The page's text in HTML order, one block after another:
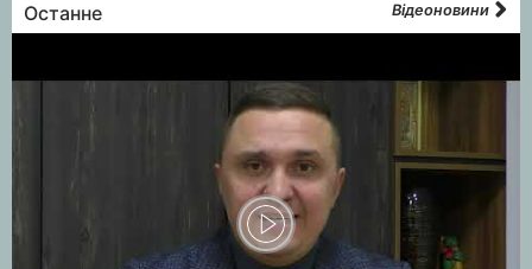
Останне Відеоновини